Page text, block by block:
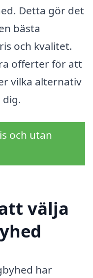
Detta gör det
bästa
och kvalitet.
offerter för att
vilka alternativ
och utan
välja
har